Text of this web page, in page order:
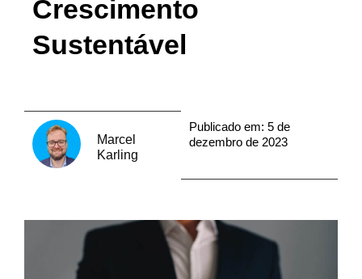
Crescimento
Sustentável
Marcel
Karling
Publicado em: 5 de
dezembro de 2023